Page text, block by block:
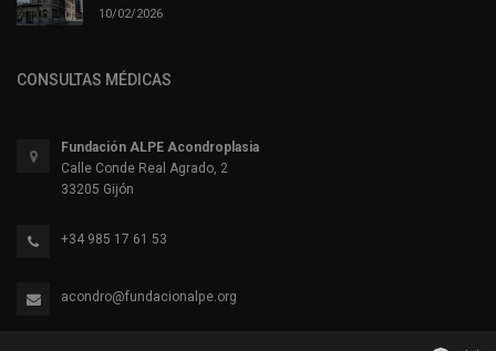
10/02/2026
CONSULTAS MÉDICAS
Fundación ALPE Acondroplasia
Calle Conde Real Agrado, 2
33205 Gijón
+34 985 17 61 53
acondro@fundacionalpe.org